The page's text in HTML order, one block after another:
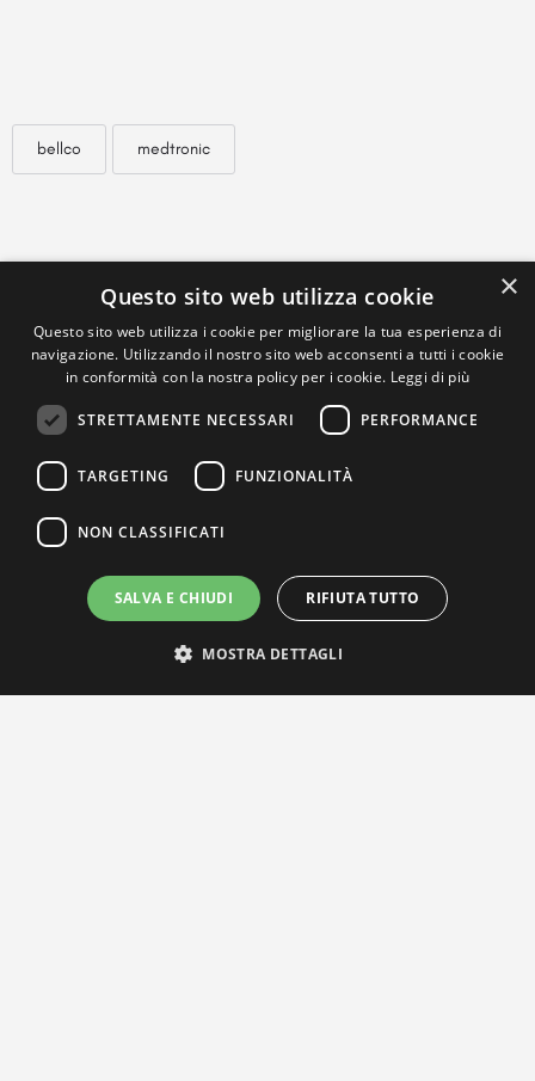
bellco medtronic
×
Questo sito web utilizza cookie
Questo sito web utilizza i cookie per migliorare la tua esperienza di
navigazione. Utilizzando il nostro sito web acconsenti a tutti i cookie
in conformità con la nostra policy per i cookie. Leggi di più
STRETTAMENTE NECESSARI PERFORMANCE
TARGETING FUNZIONALITÀ
NON CLASSIFICATI
SALVA E CHIUDI RIFIUTA TUTTO
MOSTRA DETTAGLI